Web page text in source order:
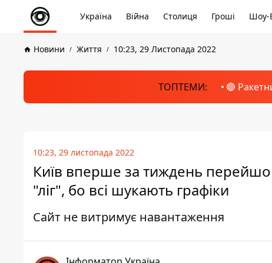
Україна Війна Столиця Гроші Шоу-
Новини Життя 10:23, 29 Листопада 2022
ТОПТЕМИ: 🔴
10:23, 29 листопада 2022
Київ вперше за тиждень
"ліг", бо всі шукають графіки
Сайт не витримує навантаження